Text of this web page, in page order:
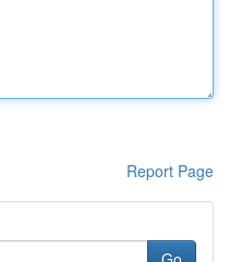
Report Page